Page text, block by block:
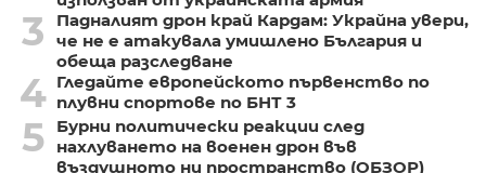
3
Падналият дрон край Кардам: Украйна увери,
че не е атакувала умишлено България и
обеща разследване
4 Гледайте европейското първенство по
плувни спортове по БНТ 3
5
Бурни политически реакции след
нахлуването на военен дрон във
въздушното ни пространство (ОБЗОР)